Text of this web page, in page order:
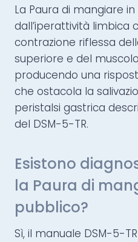
La Paura di mangiare
dall’iperattività limbica
contrazione riflessa
superiore e del
producendo una
che ostacola la
peristalsi gastrica
del DSM-5-TR.
Esistono
la Paura di
pubblico?
Sì, il manuale DSM-5-